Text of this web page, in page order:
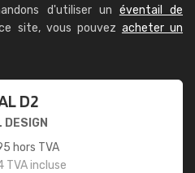
d'utiliser un éventail de
site, vous pouvez acheter un
D2
DESIGN
hors TVA
TVA incluse